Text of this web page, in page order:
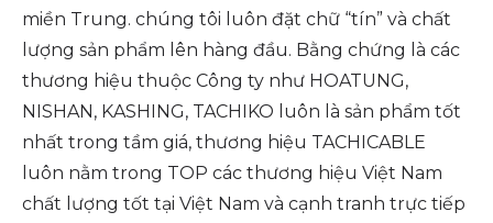
miền Trung. chúng tôi luôn đặt chữ “tín” và chất
lượng sản phẩm lên hàng đầu. Bằng chứng là các
thương hiệu thuộc Công ty như HOATUNG,
NISHAN, KASHING, TACHIKO luôn là sản phẩm tốt
nhất trong tầm giá, thương hiệu TACHICABLE
luôn nằm trong TOP các thương hiệu Việt Nam
chất lượng tốt tại Việt Nam và cạnh tranh trực tiếp